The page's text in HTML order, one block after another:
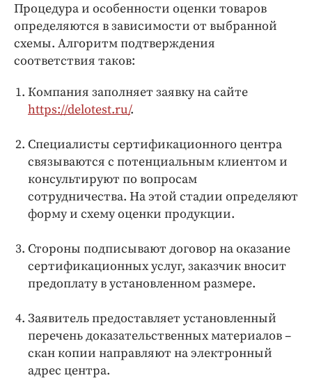
Процедура и особенности оценки товаров
определяются в зависимости от выбранной
схемы. Алгоритм подтверждения
соответствия таков:
Компания заполняет заявку на сайте
https://delotest.ru/.
Специалисты сертификационного центра
связываются с потенциальным клиентом и
консультируют по вопросам
сотрудничества. На этой стадии определяют
форму и схему оценки продукции.
Стороны подписывают договор на оказание
сертификационных услуг, заказчик вносит
предоплату в установленном размере.
Заявитель предоставляет установленный
перечень доказательственных материалов –
скан копии направляют на электронный
адрес центра.